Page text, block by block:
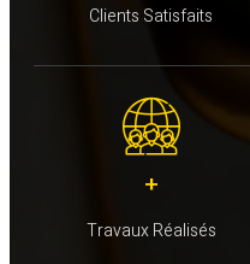
Clients Satisfaits
+
Travaux Réalisés